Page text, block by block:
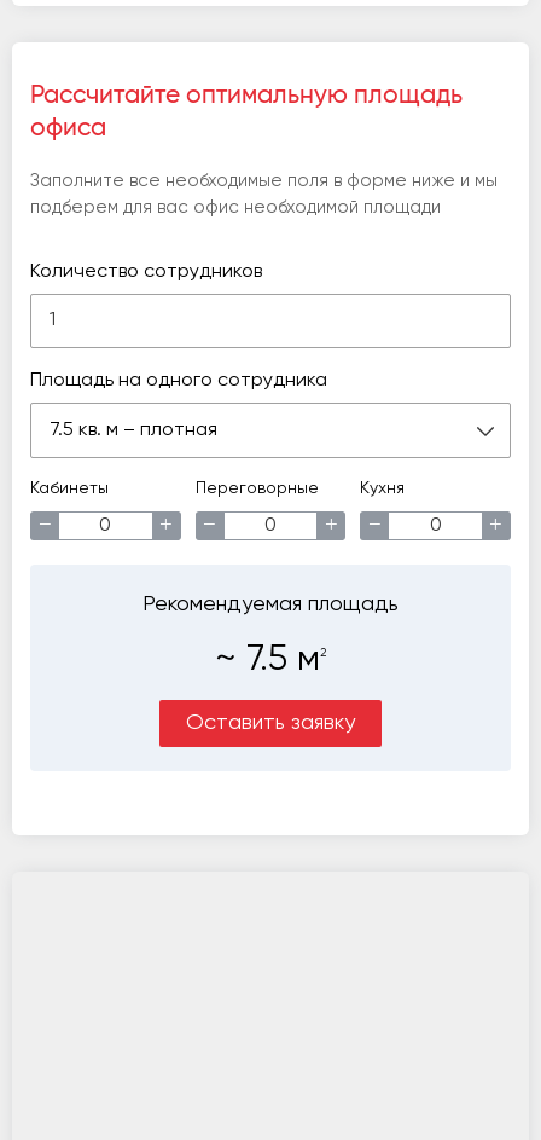
Рассчитайте оптимальную площадь
офиса
Заполните все необходимые поля в форме ниже и мы
подберем для вас офис необходимой площади
Количество сотрудников
Площадь на одного сотрудника
7.5 кв. м – плотная
Кабинеты
− +
Переговорные
− +
Кухня
− +
Рекомендуемая площадь
~ 7.5 м 2
Оставить заявку